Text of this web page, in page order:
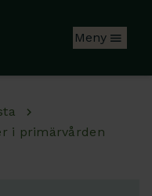
Meny
i primärvården